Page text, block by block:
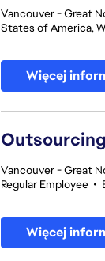
Vancouver - Great
States of America,
Więcej
Vancouver - Great
Regular Employee •
Więcej